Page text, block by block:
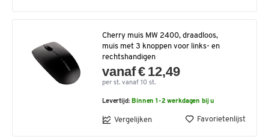
Cherry muis MW 2400, draadloos,
muis met 3 knoppen voor links- en
rechtshandigen
vanaf € 12,49
per st. vanaf 10 st.
Levertijd: Binnen 1-2 werkdagen bij u
Vergelijken Favorietenlijst